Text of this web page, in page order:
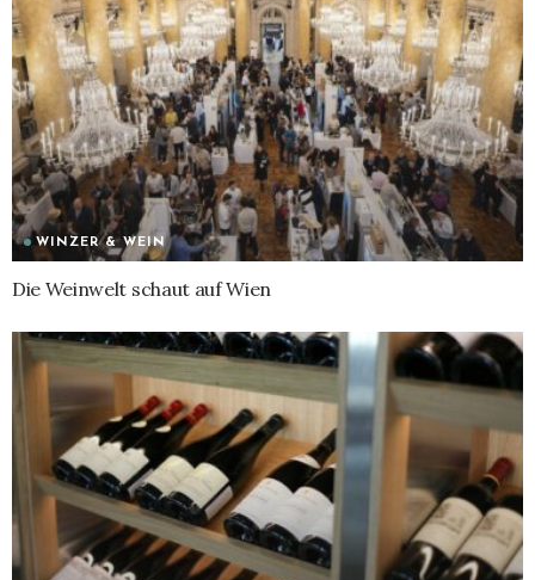
WINZER & WEIN
Die Weinwelt schaut auf Wien